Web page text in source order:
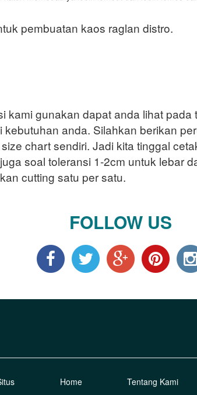
pembuatan kaos raglan distro.
kami gunakan dapat anda lihat pada
anda. Silahkan berikan
chart sendiri. Jadi kita tinggal
soal toleransi 1-2cm untuk lebar
cutting satu per satu.
FOLLOW US
Home Tentang Kami